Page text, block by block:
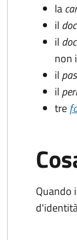
la
il
il
non
il
il
tre
Quando